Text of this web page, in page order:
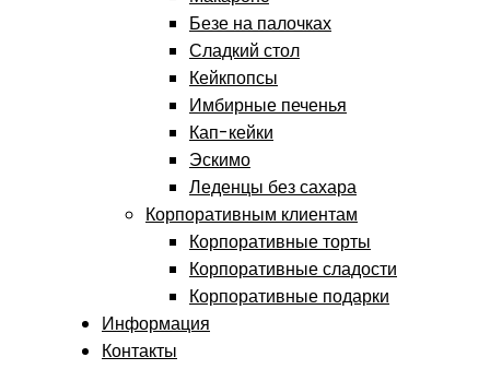
Безе на палочках
Сладкий стол
Кейкпопсы
Имбирные печенья
Кап-кейки
Эскимо
Леденцы без сахара
Корпоративным клиентам
Корпоративные торты
Корпоративные сладости
Корпоративные подарки
Информация
Контакты